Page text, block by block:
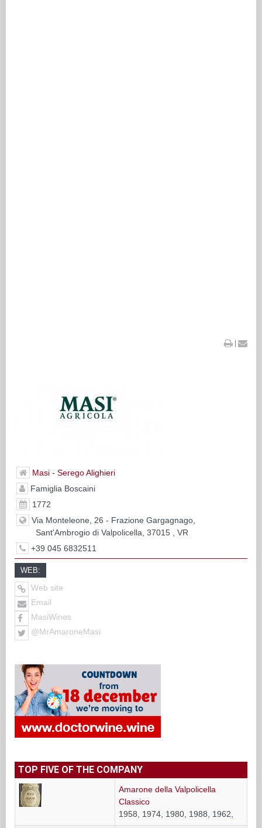
|
Masi - Serego Alighieri
Famiglia Boscaini
1772
Via Monteleone, 26 - Frazione Gargagnago,
Sant'Ambrogio di Valpolicella, 37015 , VR
+39 045 6832511
WEB:
Web site
Email
MasiWines
@MrAmaroneMasi
TOP FIVE OF THE COMPANY
Amarone della Valpolicella
Classico
1958, 1974, 1980, 1988, 1962,